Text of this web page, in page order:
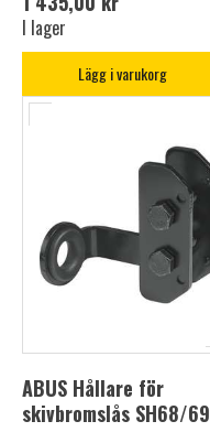
I lager
Lägg i varukorg
ABUS Hållare för
skivbromslås SH68/69